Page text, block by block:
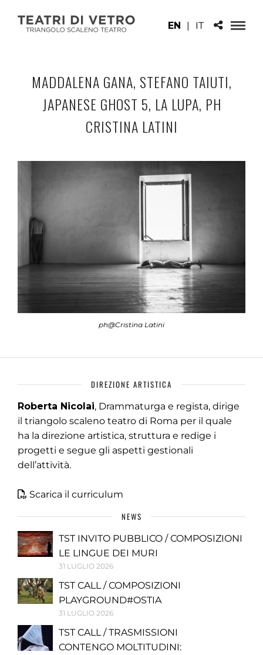
EN | IT
MADDALENA GANA, STEFANO TAIUTI,
JAPANESE GHOST 5, LA LUPA, PH
CRISTINA LATINI
ph@Cristina Latini
DIREZIONE ARTISTICA
Roberta Nicolai, Drammaturga e regista, dirige
il triangolo scaleno teatro di Roma per il quale
ha la direzione artistica, struttura e redige i
progetti e segue gli aspetti gestionali
dell’attività.
Scarica il curriculum
NEWS
TST INVITO PUBBLICO / COMPOSIZIONI
LE LINGUE DEI MURI
31 LUGLIO 2026
TST CALL / COMPOSIZIONI
PLAYGROUND#OSTIA
31 LUGLIO 2026
TST CALL / TRASMISSIONI
CONTENGO MOLTITUDINI: